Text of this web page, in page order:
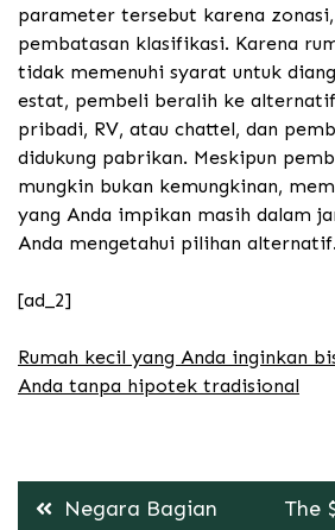
parameter tersebut karena
pembatasan klasifikasi. Karena
tidak memenuhi syarat untuk
estat, pembeli beralih ke
pribadi, RV, atau chattel, dan
didukung pabrikan. Meskipun
mungkin bukan kemungkinan,
yang Anda impikan masih dalam
Anda mengetahui pilihan alternatif.
[ad_2]
Rumah kecil yang Anda inginkan
Anda tanpa hipotek tradisional
PostNegara Bagian
The